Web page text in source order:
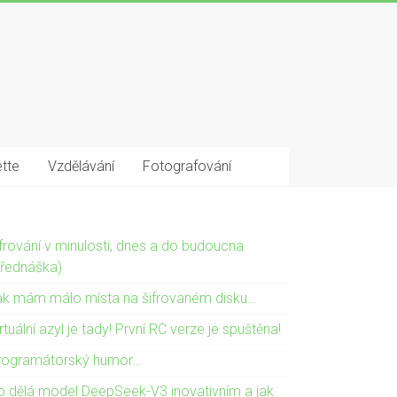
Vzdělávání Fotografování
v minulosti, dnes a do budoucna
mám málo místa na šifrovaném disku…
azyl je tady! První RC verze je spuštěna!
humor…
dělá model DeepSeek-V3 inovativním a jak